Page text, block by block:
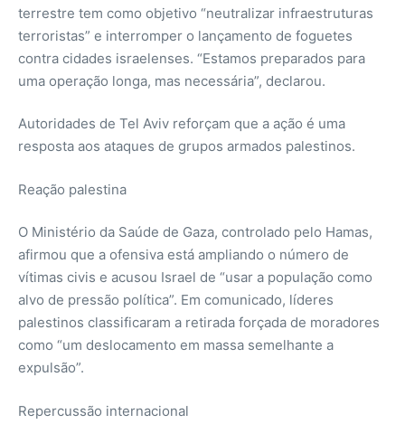
terrestre tem como objetivo “neutralizar infraestruturas
terroristas” e interromper o lançamento de foguetes
contra cidades israelenses. “Estamos preparados para
uma operação longa, mas necessária”, declarou.
Autoridades de Tel Aviv reforçam que a ação é uma
resposta aos ataques de grupos armados palestinos.
Reação palestina
O Ministério da Saúde de Gaza, controlado pelo Hamas,
afirmou que a ofensiva está ampliando o número de
vítimas civis e acusou Israel de “usar a população como
alvo de pressão política”. Em comunicado, líderes
palestinos classificaram a retirada forçada de moradores
como “um deslocamento em massa semelhante a
expulsão”.
Repercussão internacional